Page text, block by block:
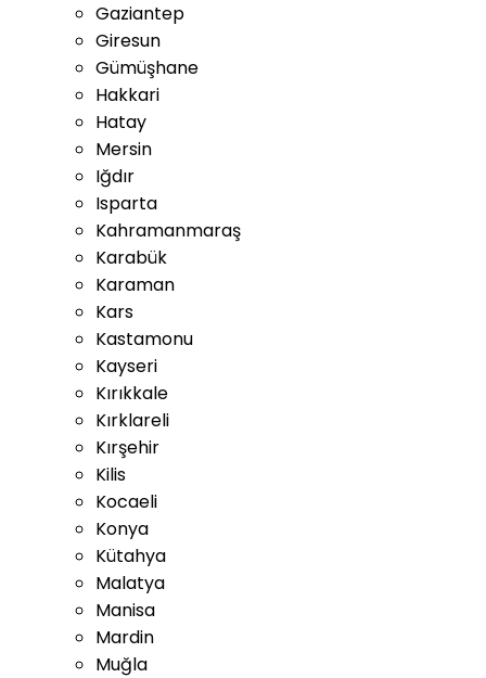
Gaziantep
Giresun
Gümüşhane
Hakkari
Hatay
Mersin
Iğdır
Isparta
Kahramanmaraş
Karabük
Karaman
Kars
Kastamonu
Kayseri
Kırıkkale
Kırklareli
Kırşehir
Kilis
Kocaeli
Konya
Kütahya
Malatya
Manisa
Mardin
Muğla